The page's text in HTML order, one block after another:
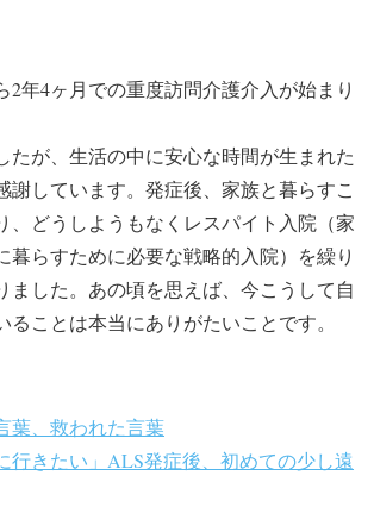
2年4ヶ月での重度訪問介護介入が始まり
たが、生活の中に安心な時間が生まれた
謝しています。発症後、家族と暮らすこ
、どうしようもなくレスパイト入院（家
暮らすために必要な戦略的入院）を繰り
ました。あの頃を思えば、今こうして自
ることは本当にありがたいことです。
葉、救われた言葉
行きたい」ALS発症後、初めての少し遠